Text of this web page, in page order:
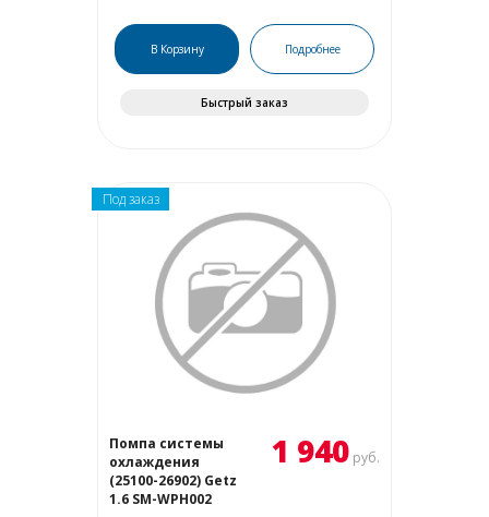
В Корзину Подробнее
Быстрый заказ
Под заказ
Помпа системы
охлаждения
(25100-26902) Getz
1.6 SM-WPH002
1 940 руб.